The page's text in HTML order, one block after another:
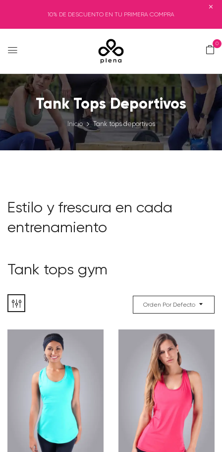
10% DE DESCUENTO EN TU PRIMERA COMPRA
0
Tank Tops Deportivos
Inicio Tank tops deportivos
Estilo y frescura en cada
entrenamiento
Tank tops gym
Orden Por Defecto